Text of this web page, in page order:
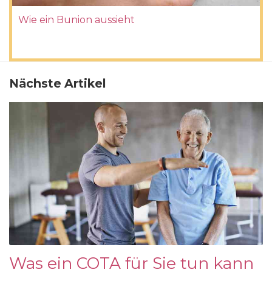
Wie ein Bunion aussieht
Nächste Artikel
Was ein COTA für Sie tun kann